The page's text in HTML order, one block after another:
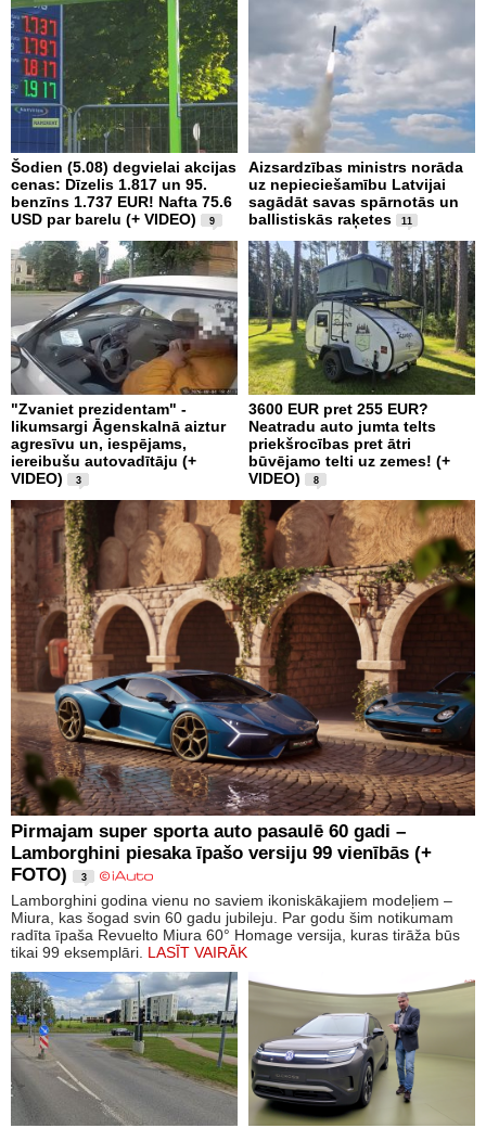
Šodien (5.08) degvielai akcijas
cenas: Dīzelis 1.817 un 95.
benzīns 1.737 EUR! Nafta 75.6
USD par barelu (+ VIDEO)
9
Aizsardzības ministrs norāda
uz nepieciešamību Latvijai
sagādāt savas spārnotās un
ballistiskās raķetes
11
"Zvaniet prezidentam" -
likumsargi Āgenskalnā aiztur
agresīvu un, iespējams,
iereibušu autovadītāju (+
VIDEO)
3
3600 EUR pret 255 EUR?
Neatradu auto jumta telts
priekšrocības pret ātri
būvējamo telti uz zemes! (+
VIDEO)
8
Pirmajam super sporta auto pasaulē 60 gadi –
Lamborghini piesaka īpašo versiju 99 vienībās (+
FOTO)
3
Lamborghini godina vienu no saviem ikoniskākajiem modeļiem –
Miura, kas šogad svin 60 gadu jubileju. Par godu šim notikumam
radīta īpaša Revuelto Miura 60° Homage versija, kuras tirāža būs
tikai 99 eksemplāri. LASĪT VAIRĀK